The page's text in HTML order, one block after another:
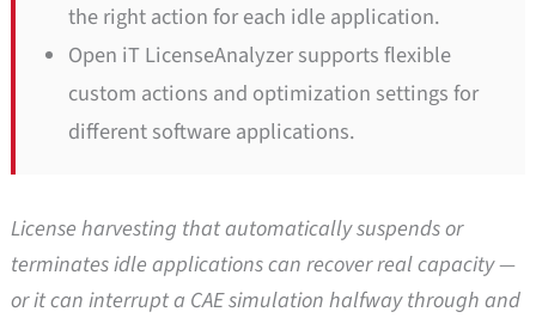
the right action for each idle application.
Open iT LicenseAnalyzer supports flexible
custom actions and optimization settings for
different software applications.
License harvesting that automatically suspends or
terminates idle applications can recover real capacity —
or it can interrupt a CAE simulation halfway through and